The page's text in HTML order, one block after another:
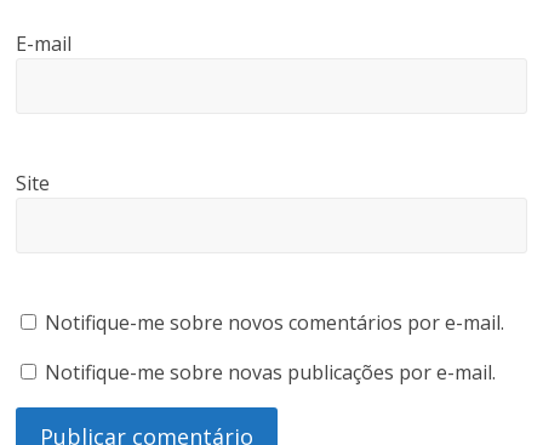
E-mail
Site
Notifique-me sobre novos comentários por e-mail.
Notifique-me sobre novas publicações por e-mail.